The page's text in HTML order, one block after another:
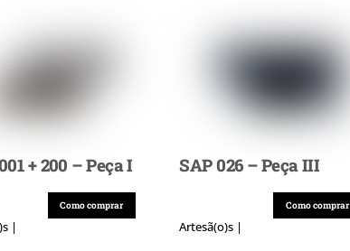
+ 200 – Peça I
Como comprar
|
SAP 026 – Peça III
Como comprar
Artesã(o)s |